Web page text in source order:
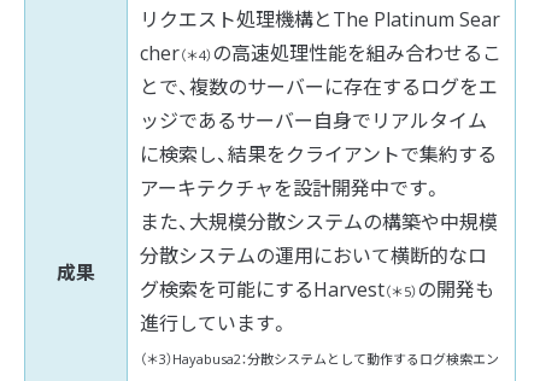
成果
リクエスト処理機構とThe Platinum Sear
cher（＊4） の高速処理性能を組み合わせるこ
とで、複数のサーバーに存在するログをエ
ッジであるサーバー自身でリアルタイム
に検索し、結果をクライアントで集約する
アーキテクチャを設計開発中です。
また、大規模分散システムの構築や中規模
分散システムの運用において横断的なロ
グ検索を可能にするHarvest（＊5） の開発も
進行しています。
（＊3）Hayabusa2：分散システムとして動作するログ検索エン